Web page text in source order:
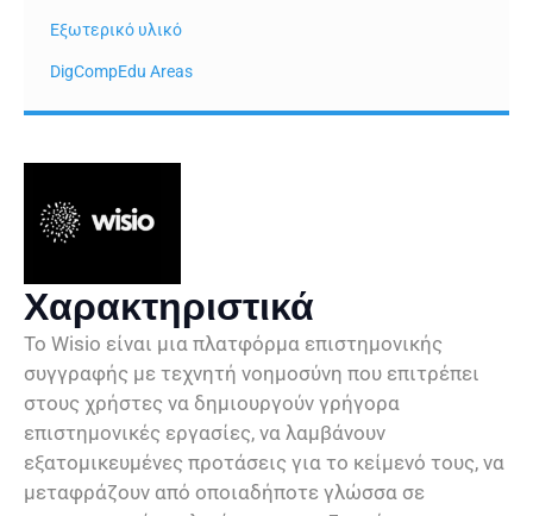
Εξωτερικό υλικό
DigCompEdu Areas
Χαρακτηριστικά
Το Wisio είναι μια πλατφόρμα επιστημονικής
συγγραφής με τεχνητή νοημοσύνη που επιτρέπει
στους χρήστες να δημιουργούν γρήγορα
επιστημονικές εργασίες, να λαμβάνουν
εξατομικευμένες προτάσεις για το κείμενό τους, να
μεταφράζουν από οποιαδήποτε γλώσσα σε